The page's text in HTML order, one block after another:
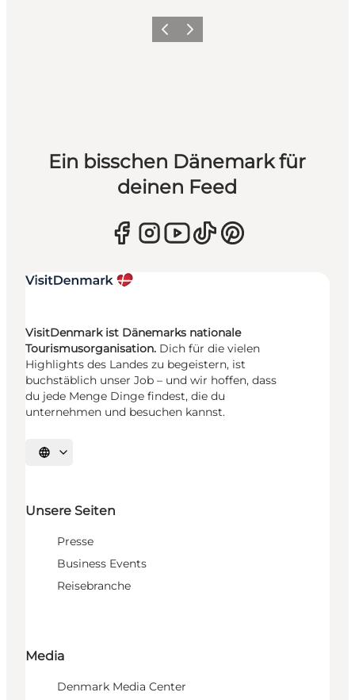
ZurückWeiter
Ein bisschen Dänemark für
deinen Feed
VisitDenmark ist Dänemarks nationale
Tourismusorganisation. Dich für die vielen
Highlights des Landes zu begeistern, ist
buchstäblich unser Job – und wir hoffen, dass
du jede Menge Dinge findest, die du
unternehmen und besuchen kannst.
Sprache auswählen
Unsere Seiten
Presse
Business Events
Reisebranche
Media
Denmark Media Center